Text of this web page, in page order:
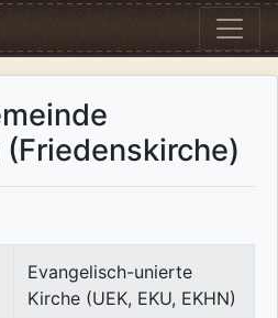
Evangelisch-unierte
Kirche (UEK, EKU, EKHN)